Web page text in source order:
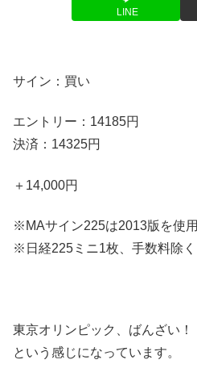
LINE
サイン：買い
エントリー：14185円
決済：14325円
＋14,000円
※MAサイン225は2013版を使用
※日経225ミニ1枚、手数料除く
東京オリンピック、ばんざい！
という感じになっています。